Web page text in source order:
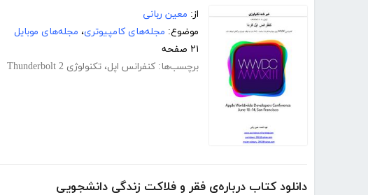
از: معین ربانی
موضوع: مجله‌های کامپیوتری، مجله‌های موبایل
۲۱ صفحه
برچسب‌ها: کنفرانس اپل، تکنولوژی Thunderbolt 2
دانلود کتاب درباره‌ی فقر و فلاکت زندگی دانشجویی